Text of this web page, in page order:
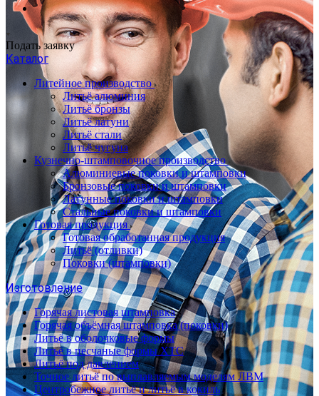
Подать заявку
Каталог
Литейное производство
Литьё алюминия
Литьё бронзы
Литьё латуни
Литьё стали
Литьё чугуна
Кузнечно-штамповочное производство
Алюминиевые поковки и штамповки
Бронзовые поковки и штамповки
Латунные поковки и штамповки
Стальные поковки и штамповки
Готовая продукция
Готовая обработанная продукция
Литьё (отливки)
Поковки (штамповки)
Изготовление
Горячая листовая штамповка
Горячая объёмная штамповка (поковки)
Литьё в оболочковые формы
Литьё в песчаные формы ХТС
Литьё под давлением
Точное литьё по выплавляемым моделям ЛВМ
Центробежное литьё и литьё в кокиль